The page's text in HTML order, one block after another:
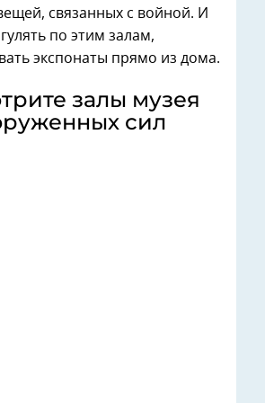
связанных с войной. И
по этим залам,
экспонаты прямо из дома.
залы музея
сил